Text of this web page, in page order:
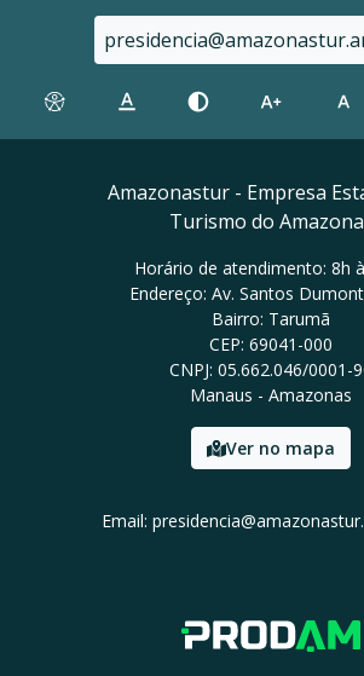
Amazonastur - Empresa
Turismo do
Horário de atendimento: 8h
Endereço: Av. Santos
Bairro: Tarumã
CEP: 69041-000
CNPJ: 05.662.046/0001-
Manaus - Amazonas
Ver no mapa
Email: